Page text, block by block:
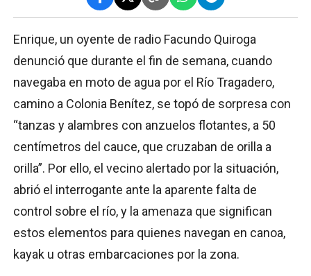
Enrique, un oyente de radio Facundo Quiroga
denunció que durante el fin de semana, cuando
navegaba en moto de agua por el Río Tragadero,
camino a Colonia Benítez, se topó de sorpresa con
“tanzas y alambres con anzuelos flotantes, a 50
centímetros del cauce, que cruzaban de orilla a
orilla”. Por ello, el vecino alertado por la situación,
abrió el interrogante ante la aparente falta de
control sobre el río, y la amenaza que significan
estos elementos para quienes navegan en canoa,
kayak u otras embarcaciones por la zona.